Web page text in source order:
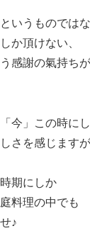
いうものではな
か頂けない、
感謝の氣持ちが
今」この時に
さを感じますが
期にしか
料理の中でも
♪